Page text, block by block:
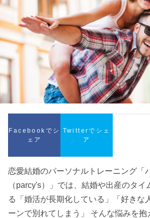
Facebookでシ
ェア
Twitterでシェ
ア
恋愛結婚のパーソナルトレーニング「
（parcy's）」では、結婚や出産のタイ
る「婚活が長期化している」「好きな
ーンで別れてしまう」 そんな悩みを抱